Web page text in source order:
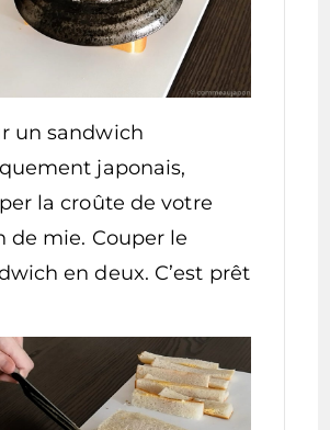
un sandwich
japonais,
la croûte de votre
de mie. Couper le
en deux. C’est prêt